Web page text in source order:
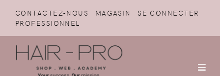
CONTACTEZ-NOUS MAGASIN
SE CONNECTER
PROFESSIONNEL